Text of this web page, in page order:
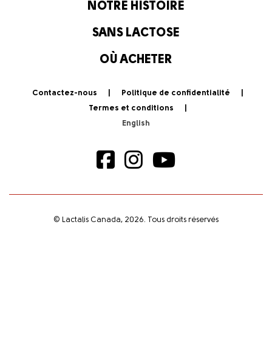
NOTRE HISTOIRE
SANS LACTOSE
OÙ ACHETER
Contactez-nous
Politique de confidentialité
Termes et conditions
© Lactalis Canada, 2026. Tous droits réservés